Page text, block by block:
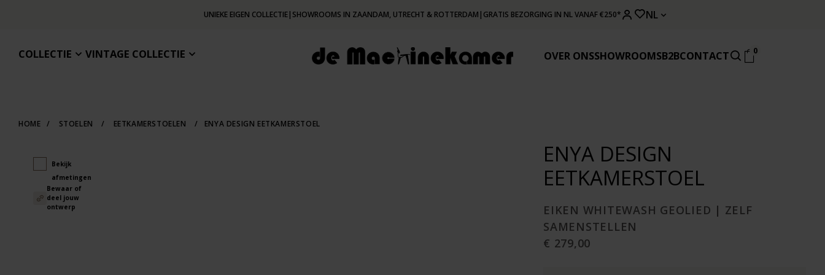
UNIEKE EIGEN COLLECTIE| SHOWROOMS IN ZAANDAM, UTRECHT & ROTTERDAM | GRATIS BEZORGING IN NL VANAF €250* NL
COLLECTIE VINTAGE COLLECTIE OVER ONSSHOWROOMSB2BCONTACT 0
HOME / STOELEN / EETKAMERSTOELEN / ENYA DESIGN EETKAMERSTOEL
Bekijk
afmetingen
Bewaar of
deel jouw
ontwerp
ENYA DESIGN
EETKAMERSTOEL
EIKEN WHITEWASH GEOLIED | ZELF
SAMENSTELLEN
€ 279,00